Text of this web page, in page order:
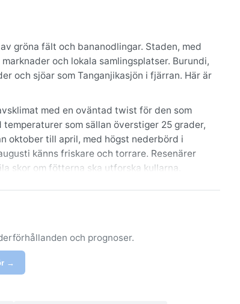
gröna fält och bananodlingar. Staden, med
och lokala samlingsplatser. Burundi,
och sjöar som Tanganjikasjön i fjärran. Här är
med en oväntad twist för den som
som sällan överstiger 25 grader,
oktober till april, med högst nederbörd i
känns friskare och torrare. Resenärer
skor om fötterna ska utforska kullarna.
från juni till september. Då är himlen klar,
kan svepa in över dalarna, särskilt under
är den torra årstiden mest njutbar
och prognoser.
→